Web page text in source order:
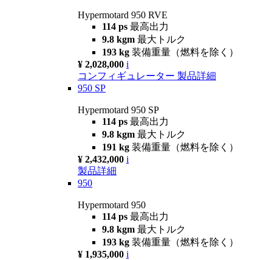
Hypermotard 950 RVE
114 ps 最高出力
9.8 kgm 最大トルク
193 kg 装備重量（燃料を除く）
¥ 2,028,000 i
コンフィギュレーター 製品詳細
950 SP
Hypermotard 950 SP
114 ps 最高出力
9.8 kgm 最大トルク
191 kg 装備重量（燃料を除く）
¥ 2,432,000 i
製品詳細
950
Hypermotard 950
114 ps 最高出力
9.8 kgm 最大トルク
193 kg 装備重量（燃料を除く）
¥ 1,935,000 i